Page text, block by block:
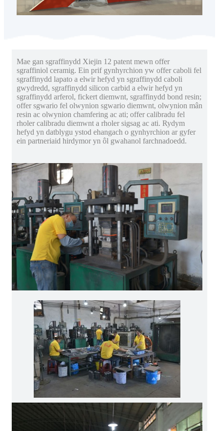
Mae gan sgraffinydd Xiejin 12 patent mewn offer
sgraffiniol ceramig. Ein prif gynhyrchion yw offer caboli fel
sgraffinydd lapato a elwir hefyd yn sgraffinydd caboli
gwydredd, sgraffinydd silicon carbid a elwir hefyd yn
sgraffinydd arferol, fickert diemwnt, sgraffinydd bond resin;
offer sgwario fel olwynion sgwario diemwnt, olwynion mân
resin ac olwynion chamfering ac ati; offer calibradu fel
rholer calibradu diemwnt a rholer sigsag ac ati. Rydym
hefyd yn datblygu ystod ehangach o gynhyrchion ar gyfer
ein partneriaid hirdymor yn ôl gwahanol farchnadoedd.